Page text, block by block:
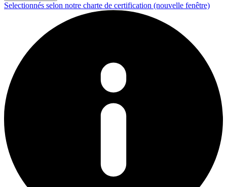
Selectionnés selon notre charte de certification (nouvelle fenêtre)